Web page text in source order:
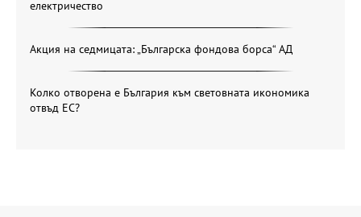
електричество
Акция на седмицата: „Българска фондова борса“ АД
Колко отворена е България към световната икономика
отвъд ЕС?